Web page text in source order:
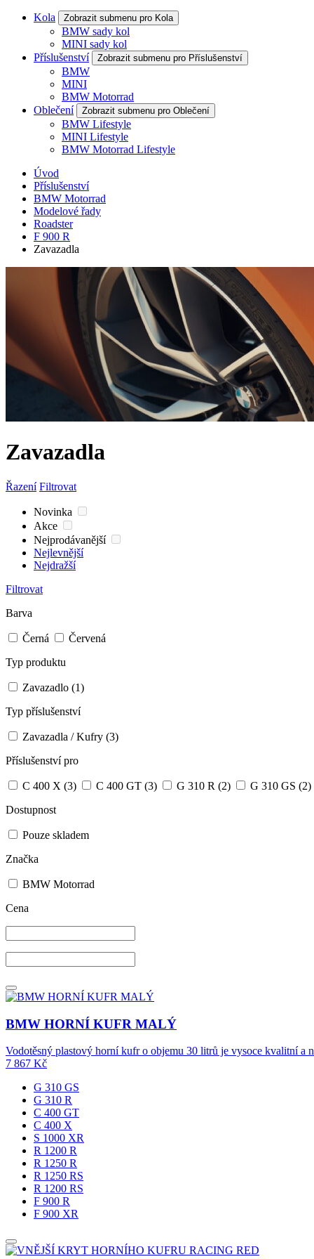
Kola Zobrazit submenu pro Kola
BMW sady kol
MINI sady kol
Příslušenství
Zobrazit submenu pro Příslušenství
BMW
MINI
BMW Motorrad
Oblečení
Zobrazit submenu pro Oblečení
BMW Lifestyle
MINI Lifestyle
BMW Motorrad Lifestyle
Úvod
Příslušenství
BMW Motorrad
Modelové řady
Roadster
F 900 R
Zavazadla
Zavazadla
Řazení Filtrovat
Novinka
Akce
Nejprodávanější
Nejlevnější
Nejdražší
Filtrovat
Barva
Černá
Červená
Typ produktu
Zavazadlo (1)
Typ příslušenství
Zavazadla / Kufry (3)
Příslušenství pro
C 400 X (3) C 400 GT (3) G 310 R (2) G 310 GS (2)
Dostupnost
Pouze skladem
Značka
BMW Motorrad
Cena
BMW HORNÍ KUFR MALÝ
Vodotěsný plastový horní kufr o objemu 30 litrů je vysoce kvalitní a
7 867 Kč
G 310 GS
G 310 R
C 400 GT
C 400 X
S 1000 XR
R 1200 R
R 1250 R
R 1250 RS
R 1200 RS
F 900 R
F 900 XR